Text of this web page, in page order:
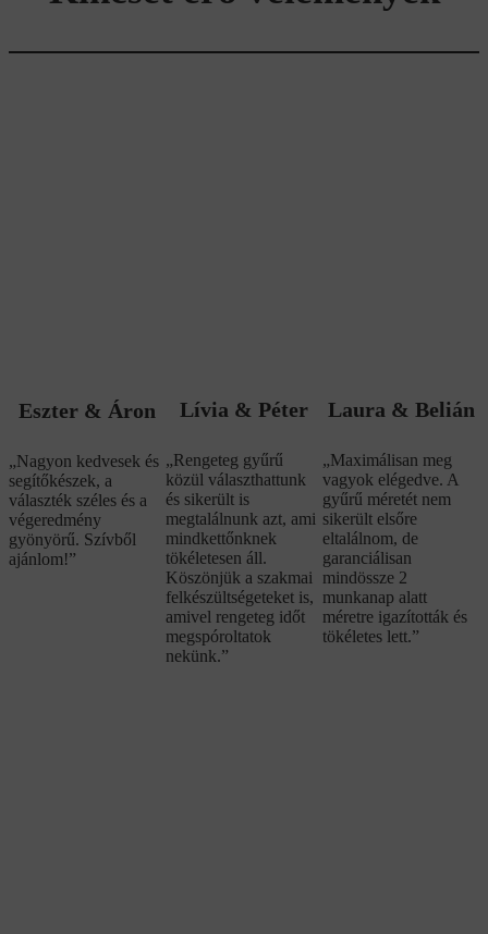
Eszter & Áron
„Nagyon kedvesek és
segítőkészek, a
választék széles és a
végeredmény
gyönyörű. Szívből
ajánlom!”
Lívia & Péter
„Rengeteg gyűrű
közül választhattunk
és sikerült is
megtalálnunk azt, ami
mindkettőnknek
tökéletesen áll.
Köszönjük a szakmai
felkészültségeteket is,
amivel rengeteg időt
megspóroltatok
nekünk.”
Laura & Belián
„Maximálisan meg
vagyok elégedve. A
gyűrű méretét nem
sikerült elsőre
eltalálnom, de
garanciálisan
mindössze 2
munkanap alatt
méretre igazították és
tökéletes lett.”